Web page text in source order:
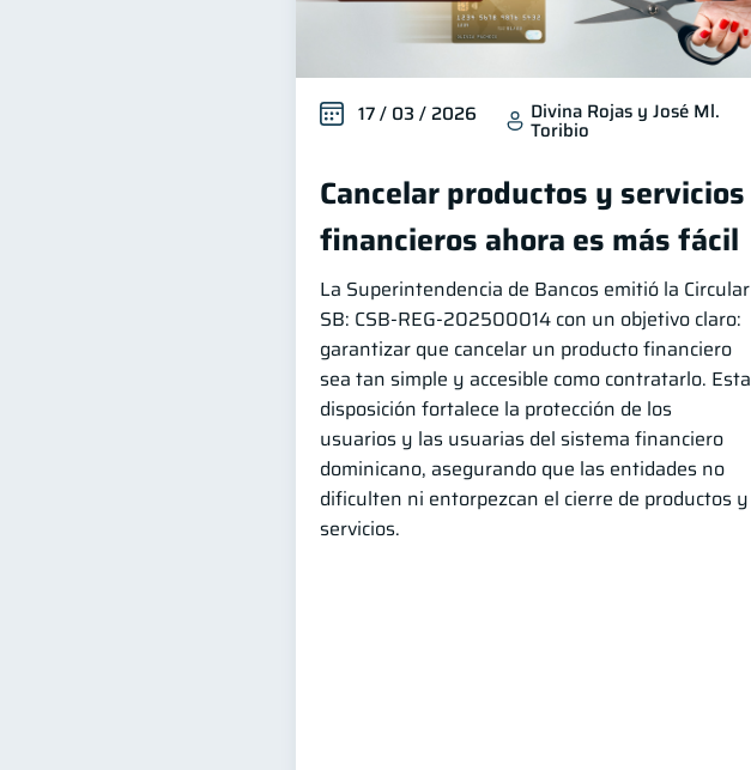
17 / 03 / 2026 Divina Rojas y José Ml.
Toribio
Cancelar productos y servicios
financieros ahora es más fácil
La Superintendencia de Bancos emitió la Circular
SB: CSB‑REG‑202500014 con un objetivo claro:
garantizar que cancelar un producto financiero
sea tan simple y accesible como contratarlo. Esta
disposición fortalece la protección de los
usuarios y las usuarias del sistema financiero
dominicano, asegurando que las entidades no
dificulten ni entorpezcan el cierre de productos y
servicios.